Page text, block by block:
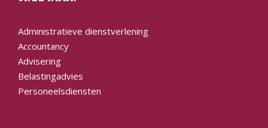
Administratieve dienstverlening
Accountancy
Advisering
Belastingadvies
Personeelsdiensten